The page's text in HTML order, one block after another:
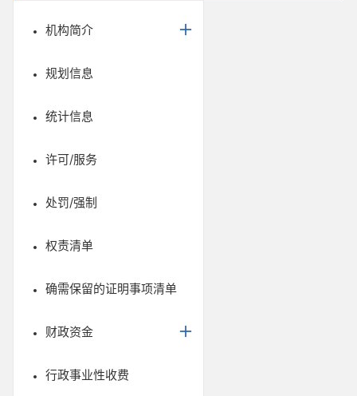
机构简介
规划信息
统计信息
许可/服务
处罚/强制
权责清单
确需保留的证明事项清单
财政资金
行政事业性收费